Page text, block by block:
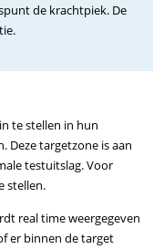
de krachtpiek. De
te stellen in hun
Deze targetzone is aan
testuitslag. Voor
stellen.
real time weergegeven
er binnen de target